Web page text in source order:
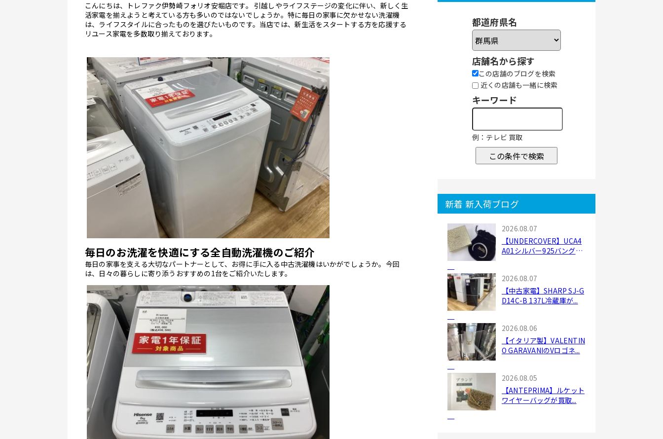
こんにちは、トレファク伊勢崎フォリオ安堀店です。 引越しやライフステージの変化に伴い、新しく生
活家電を揃えようと考えている方も多いのではないでしょうか。特に毎日の家事に欠かせない洗濯機
は、ライフスタイルに合ったものを選びたいものです。当店では、新生活をスタートする方を応援する
リユース家電を多数取り揃えております。
毎日のお洗濯を快適にする全自動洗濯機のご紹介
毎日の家事を支える大切なパートナーとして、お得に手に入る中古洗濯機はいかがでしょうか。今回
は、日々の暮らしに寄り添うおすすめの1台をご紹介いたします。
都道府県名
店舗名から探す
この店舗のブログを検索
近くの店舗も一緒に検索
キーワード
例：テレビ 買取
この条件で検索
新着 新入荷ブログ
2026.08.07
【UNDERCOVER】UCA4
A01シルバー925バングル
2026.08.07
【中古家電】SHARP SJ-G
D14C-B 137L冷蔵庫が...
2026.08.06
【イタリア製】VALENTIN
O GARAVANIのVロゴネ...
2026.08.05
【ANTEPRIMA】ルケット
ワイヤーバッグが買取...